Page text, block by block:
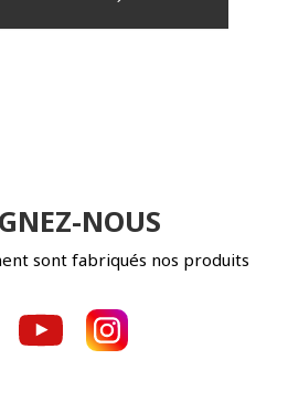
NOUS
sont fabriqués nos produits